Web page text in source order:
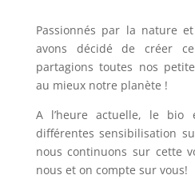
Passionnés par la nature
avons décidé de créer
partagions toutes nos
au mieux notre planète !
A l’heure actuelle, le bio
différentes sensibilisation
nous continuons sur cette
nous et on compte sur vous!